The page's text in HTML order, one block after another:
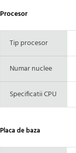
Procesor
Tip procesor
Numar nuclee
Specificatii CPU
Placa de baza